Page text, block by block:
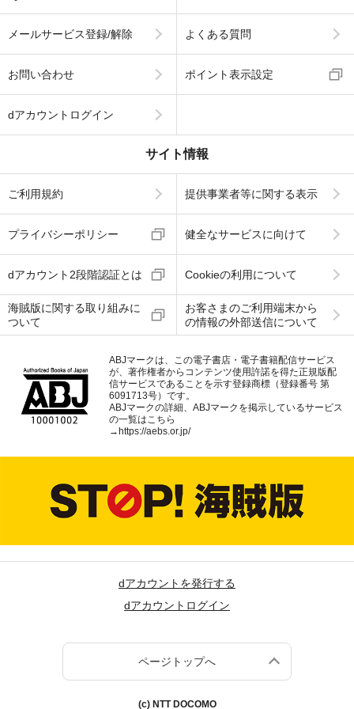
メールサービス登録/解除 よくある質問
お問い合わせ ポイント表示設定
dアカウントログイン
サイト情報
ご利用規約 提供事業者等に関する表示
プライバシーポリシー 健全なサービスに向けて
dアカウント2段階認証とは Cookieの利用について
海賊版に関する取り組みに
ついて
お客さまのご利用端末から
の情報の外部送信について
ABJマークは、この電子書店・電子書籍配信サービス
が、著作権者からコンテンツ使用許諾を得た正規版配
信サービスであることを示す登録商標（登録番号 第
6091713号）です。
ABJマークの詳細、ABJマークを掲示しているサービス
の一覧はこちら
→https://aebs.or.jp/
dアカウントを発行する
dアカウントログイン
ページトップへ
(c) NTT DOCOMO